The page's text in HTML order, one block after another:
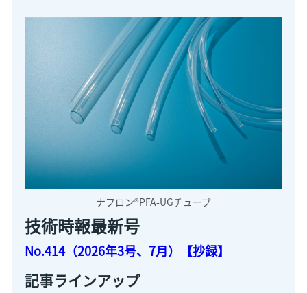
ナフロン®PFA-UGチューブ
技術時報最新号
No.414（2026年3号、7月）【抄録】
記事ラインアップ